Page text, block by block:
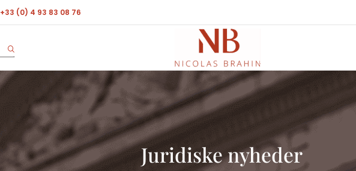
+33 (0) 4 93 83 08 76
Juridiske nyheder